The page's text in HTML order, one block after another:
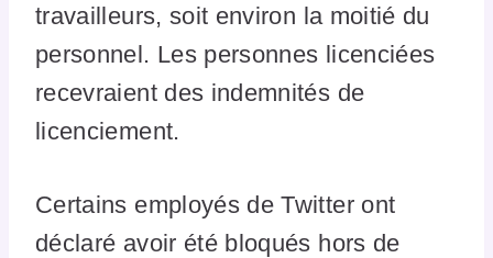
travailleurs, soit environ la moitié du
personnel. Les personnes licenciées
recevraient des indemnités de
licenciement.
Certains employés de Twitter ont
déclaré avoir été bloqués hors de